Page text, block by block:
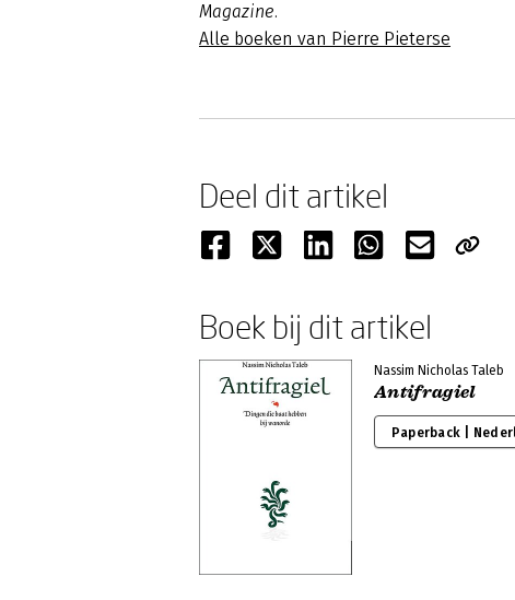
Magazine.
Alle boeken van Pierre Pieterse
Deel dit artikel
Boek bij dit artikel
Nassim Nicholas Taleb
Antifragiel
Paperback |